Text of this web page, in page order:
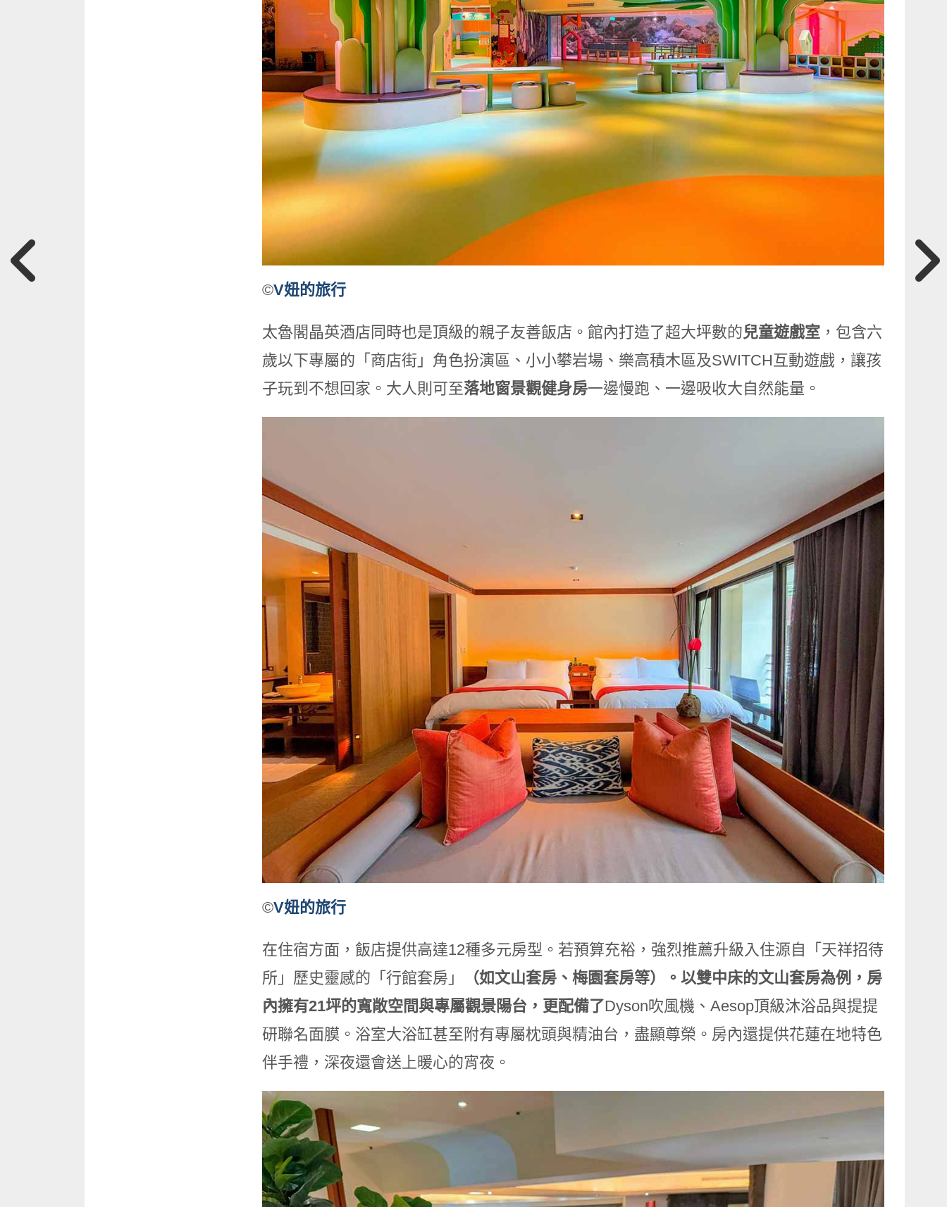
©V妞的旅行
太魯閣晶英酒店同時也是頂級的親子友善飯店。館內打造了超大坪數的兒童遊戲室，包含六
歲以下專屬的「商店街」角色扮演區、小小攀岩場、樂高積木區及SWITCH互動遊戲，讓孩
子玩到不想回家。大人則可至落地窗景觀健身房一邊慢跑、一邊吸收大自然能量。
©V妞的旅行
在住宿方面，飯店提供高達12種多元房型。若預算充裕，強烈推薦升級入住源自「天祥招待
所」歷史靈感的「行館套房」
（如文山套房、梅園套房等）。以雙中床的文山套房為例，房
內擁有21坪的寬敞空間與專屬觀景陽台，更配備了Dyson吹風機、Aesop頂級沐浴品與提提
研聯名面膜。浴室大浴缸甚至附有專屬枕頭與精油台，盡顯尊榮。房內還提供花蓮在地特色
伴手禮，深夜還會送上暖心的宵夜。